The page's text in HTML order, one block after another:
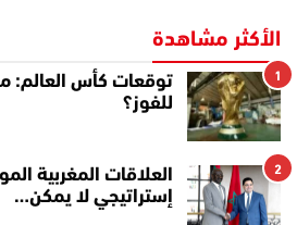
الأكثر مشاهدة
1
توقعات كأس العالم:
للفوز؟
2
العلاقات المغربية
إستراتيجي لا يمكن…